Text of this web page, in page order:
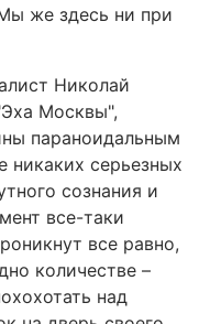
же здесь ни при
Николай
Москвы",
параноидальным
никаких серьезных
сознания и
все-таки
все равно,
количестве –
над